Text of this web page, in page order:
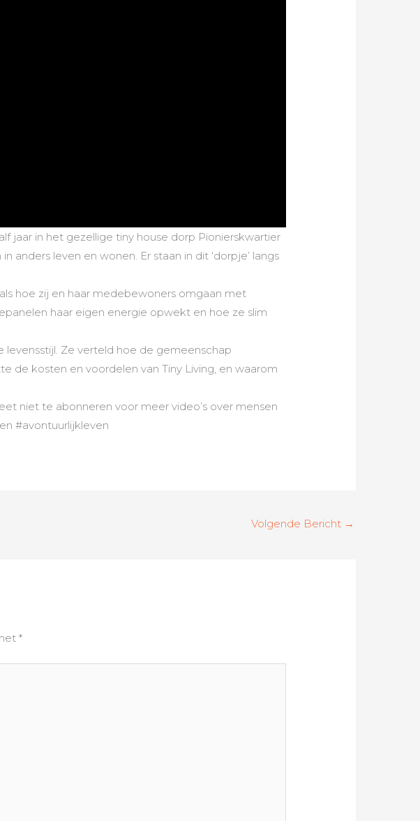
jaar in het gezellige tiny house dorp Pionierskwartier
anders leven en wonen. Er staan in dit ‘dorpje’ langs
hoe zij en haar medebewoners omgaan met
haar eigen energie opwekt en hoe ze slim
Ze verteld hoe de gemeenschap
de kosten en voordelen van Tiny Living, en waarom
niet te abonneren voor meer video’s over mensen
#avontuurlijkleven
Volgende Bericht →
*